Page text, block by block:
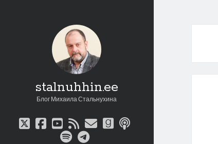
stalnuhhin.ee
Блог Михаила Стальнухина
twitter
facebook
youtube
rssemailgoodreads
podcast
spotifytelegram